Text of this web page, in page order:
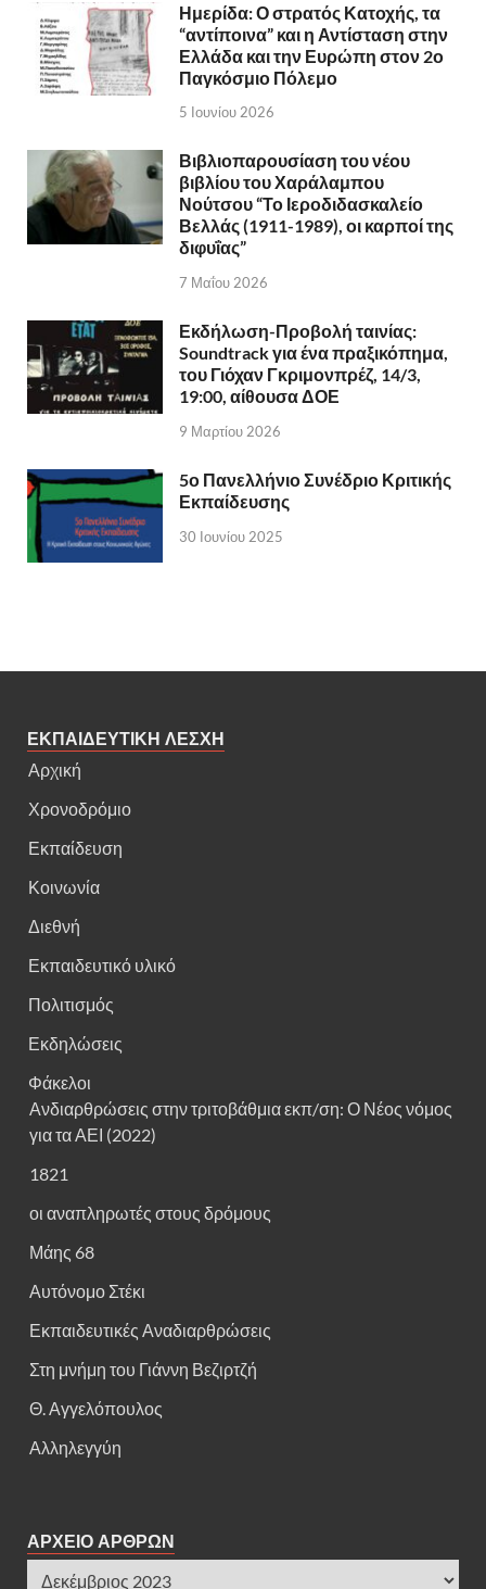
Ημερίδα: Ο στρατός Κατοχής, τα
“αντίποινα” και η Αντίσταση στην
Ελλάδα και την Ευρώπη στον 2ο
Παγκόσμιο Πόλεμο
5 Ιουνίου 2026
Βιβλιοπαρουσίαση του νέου
βιβλίου του Χαράλαμπου
Νούτσου “Το Ιεροδιδασκαλείο
Βελλάς (1911-1989), οι καρποί της
διφυΐας”
7 Μαΐου 2026
Εκδήλωση-Προβολή ταινίας:
Soundtrack για ένα πραξικόπημα,
του Γιόχαν Γκριμονπρέζ, 14/3,
19:00, αίθουσα ΔΟΕ
9 Μαρτίου 2026
5ο Πανελλήνιο Συνέδριο Κριτικής
Εκπαίδευσης
30 Ιουνίου 2025
ΕΚΠΑΙΔΕΥΤΙΚΗ ΛΕΣΧΗ
Αρχική
Χρονοδρόμιο
Εκπαίδευση
Κοινωνία
Διεθνή
Εκπαιδευτικό υλικό
Πολιτισμός
Εκδηλώσεις
Φάκελοι
Ανδιαρθρώσεις στην τριτοβάθμια εκπ/ση: Ο Νέος νόμος
για τα ΑΕΙ (2022)
1821
οι αναπληρωτές στους δρόμους
Μάης 68
Αυτόνομο Στέκι
Εκπαιδευτικές Αναδιαρθρώσεις
Στη μνήμη του Γιάννη Βεζιρτζή
Θ. Αγγελόπουλος
Αλληλεγγύη
ΑΡΧΕΙΟ ΑΡΘΡΩΝ